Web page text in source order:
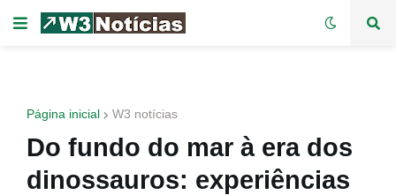
Página inicial W3 notícias
Do fundo do mar à era dos
dinossauros: experiências